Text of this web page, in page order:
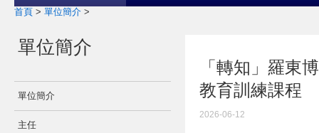
首頁 > 單位簡介 >
單位簡介
單位簡介
主任
「轉知」羅東
教育訓練課程
2026-06-12